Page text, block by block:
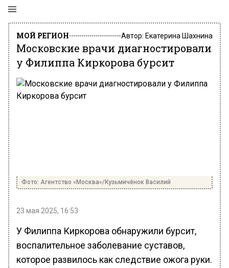
МОЙ РЕГИОН Автор: Екатерина Шахнина
Московские врачи диагностировали
у Филиппа Киркорова бурсит
Фото: Агентство «Москва»/Кузьмичёнок Василий
23 мая 2025, 16:53
У Филиппа Киркорова обнаружили бурсит,
воспалительное заболевание суставов,
которое развилось как следствие ожога руки.